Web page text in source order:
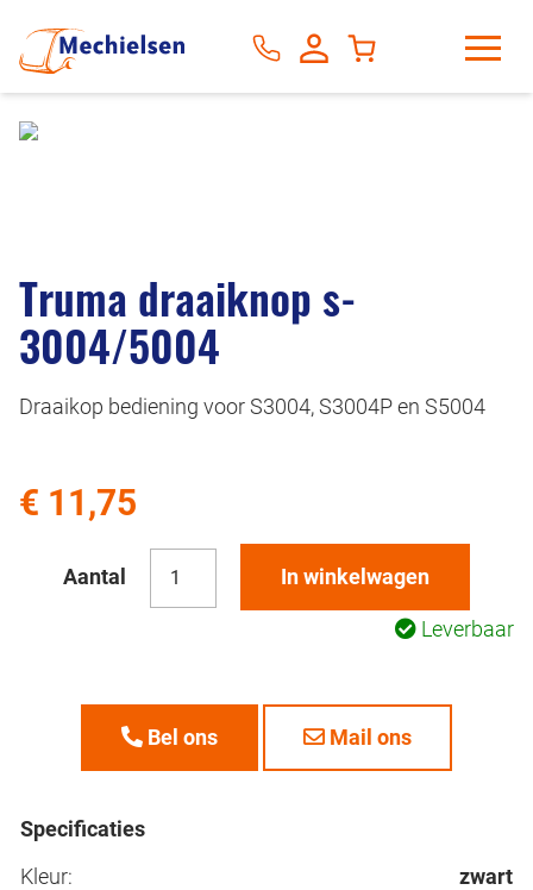
Truma draaiknop s-
3004/5004
Draaikop bediening voor S3004, S3004P en S5004
€ 11,75
Aantal In winkelwagen
Leverbaar
Bel ons Mail ons
Specificaties
Kleur:
zwart